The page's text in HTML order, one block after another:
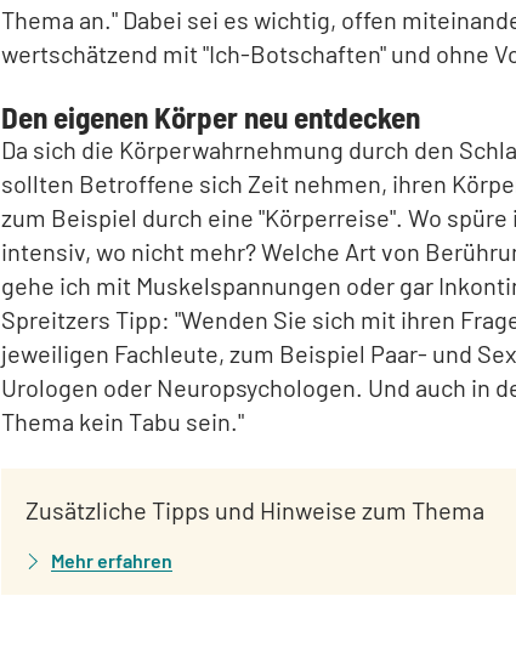
Thema an." Dabei sei es wichtig, offen
wertschätzend mit "Ich-Botschaften" und ohne
Den eigenen Körper neu entdecken
Da sich die Körperwahrnehmung durch den
sollten Betroffene sich Zeit nehmen, ihren
zum Beispiel durch eine "Körperreise". Wo
intensiv, wo nicht mehr? Welche Art von
gehe ich mit Muskelspannungen oder gar
Spreitzers Tipp: "Wenden Sie sich mit ihren
jeweiligen Fachleute, zum Beispiel Paar- und
Urologen oder Neuropsychologen. Und auch in
Thema kein Tabu sein."
Zusätzliche Tipps und Hinweise zum Thema
Mehr erfahren